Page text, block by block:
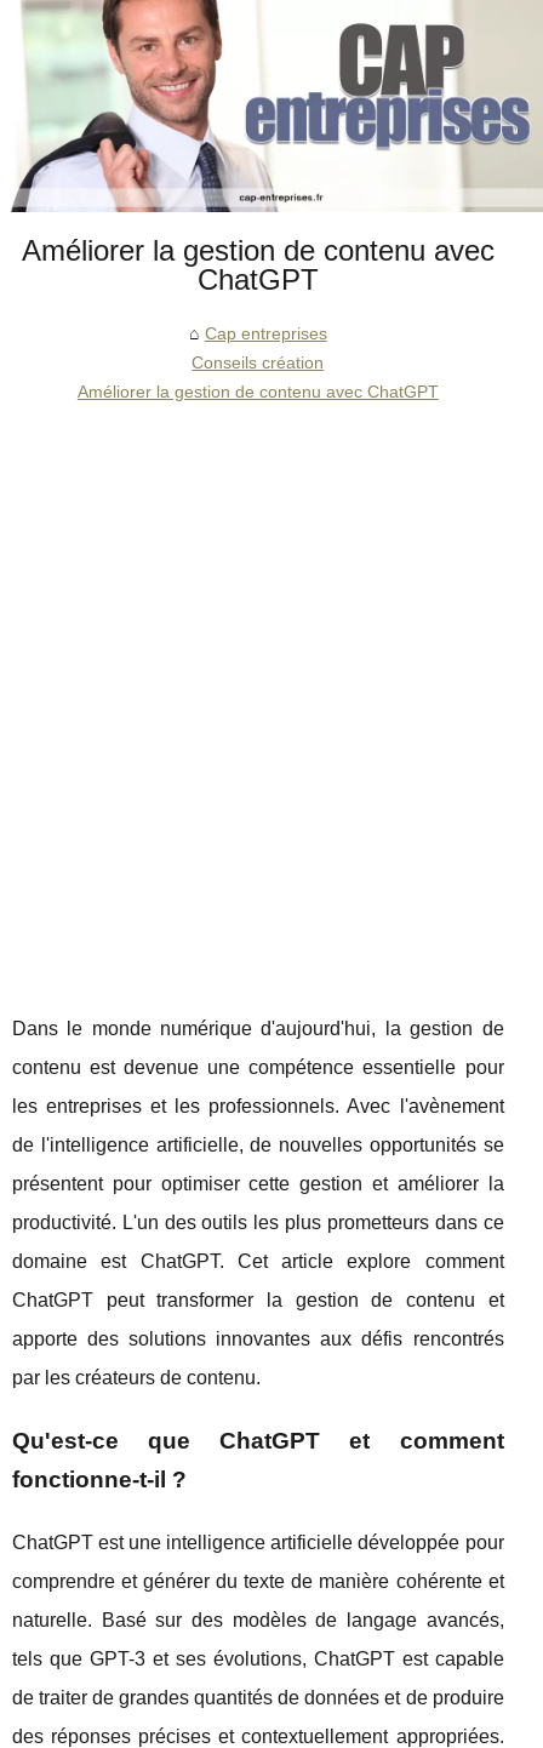
Améliorer la gestion de contenu avec
ChatGPT
Cap entreprises
Conseils création
Améliorer la gestion de contenu avec ChatGPT
Dans le monde numérique d'aujourd'hui, la gestion de
contenu est devenue une compétence essentielle pour
les entreprises et les professionnels. Avec l'avènement
de l'intelligence artificielle, de nouvelles opportunités se
présentent pour optimiser cette gestion et améliorer la
productivité. L'un des outils les plus prometteurs dans ce
domaine est ChatGPT. Cet article explore comment
ChatGPT peut transformer la gestion de contenu et
apporte des solutions innovantes aux défis rencontrés
par les créateurs de contenu.
Qu'est-ce que ChatGPT et comment
fonctionne-t-il ?
ChatGPT est une intelligence artificielle développée pour
comprendre et générer du texte de manière cohérente et
naturelle. Basé sur des modèles de langage avancés,
tels que GPT-3 et ses évolutions, ChatGPT est capable
de traiter de grandes quantités de données et de produire
des réponses précises et contextuellement appropriées.